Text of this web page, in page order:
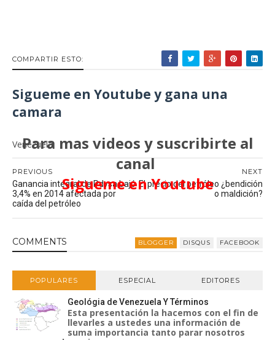
COMPARTIR ESTO:
Sigueme en Youtube y gana una
camara
Para mas videos y suscribirte al
canal
Sigueme en Youtube
Venezuela
NEXT
El precio del petróleo ¿bendición
o maldición?
PREVIOUS
Ganancia integral de Pdvsa bajó
3,4% en 2014 afectada por
caída del petróleo
COMMENTS BLOGGER DISQUS FACEBOOK
POPULARES ESPECIAL EDITORES
Geológia de Venezuela Y Términos
Esta presentación la hacemos con el fin de
llevarles a ustedes una información de
suma importancia tanto parar nosotros